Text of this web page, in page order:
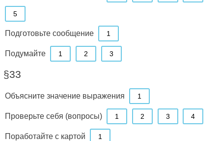
5
Подготовьте сообщение 1
Подумайте 1 2 3
§33
Объясните значение выражения 1
Проверьте себя (вопросы) 1 2 3 4
Поработайте с картой 1